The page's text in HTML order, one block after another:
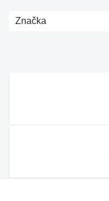
Značka